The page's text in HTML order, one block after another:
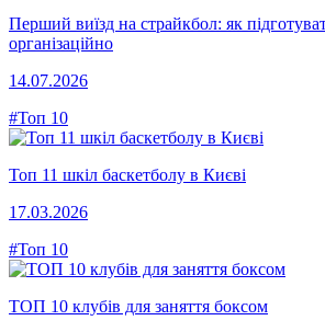
Перший виїзд на страйкбол: як
організаційно
14.07.2026
#Топ 10
Топ 11 шкіл баскетболу в Києві
17.03.2026
#Топ 10
ТОП 10 клубів для заняття боксом